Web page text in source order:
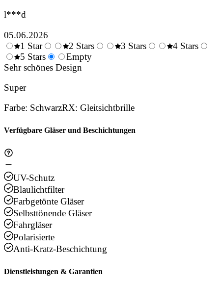
l***d
05.06.2026
0.5
Stars
1 Star
1.5
Stars
2 Stars
3 Stars
4 Stars
5 Stars
Empty
Sehr schönes Design
Super
Farbe: SchwarzRX: Gleitsichtbrille
Verfügbare Gläser und Beschichtungen
UV-Schutz
Blaulichtfilter
Farbgetönte Gläser
Selbsttönende Gläser
Fahrgläser
Polarisierte
Anti-Kratz-Beschichtung
Dienstleistungen & Garantien